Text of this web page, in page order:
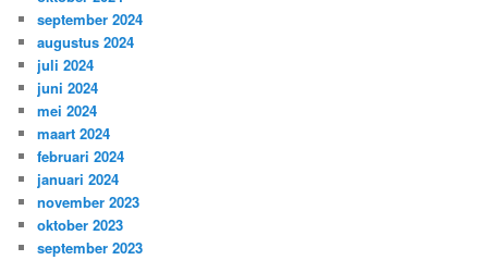
september 2024
augustus 2024
juli 2024
juni 2024
mei 2024
maart 2024
februari 2024
januari 2024
november 2023
oktober 2023
september 2023